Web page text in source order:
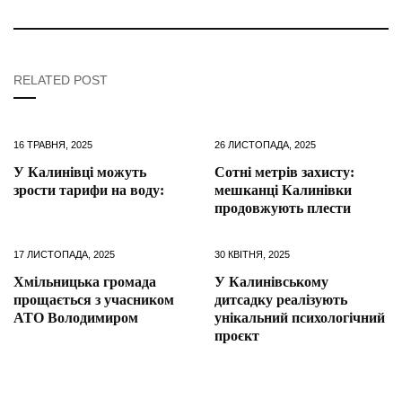
RELATED POST
16 ТРАВНЯ, 2025
У Калинівці можуть
зрости тарифи на воду:
26 ЛИСТОПАДА, 2025
Сотні метрів захисту:
мешканці Калинівки
продовжують плести
17 ЛИСТОПАДА, 2025
Хмільницька громада
прощається з учасником
АТО Володимиром
30 КВІТНЯ, 2025
У Калинівському
дитсадку реалізують
унікальний психологічний
проєкт